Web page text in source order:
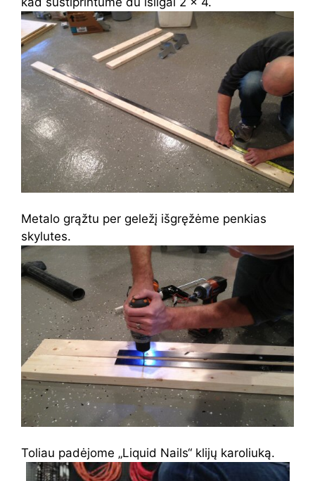
Metalo grąžtu per geležį išgręžėme penkias
skylutes.
Toliau padėjome „Liquid Nails“ klijų karoliuką.